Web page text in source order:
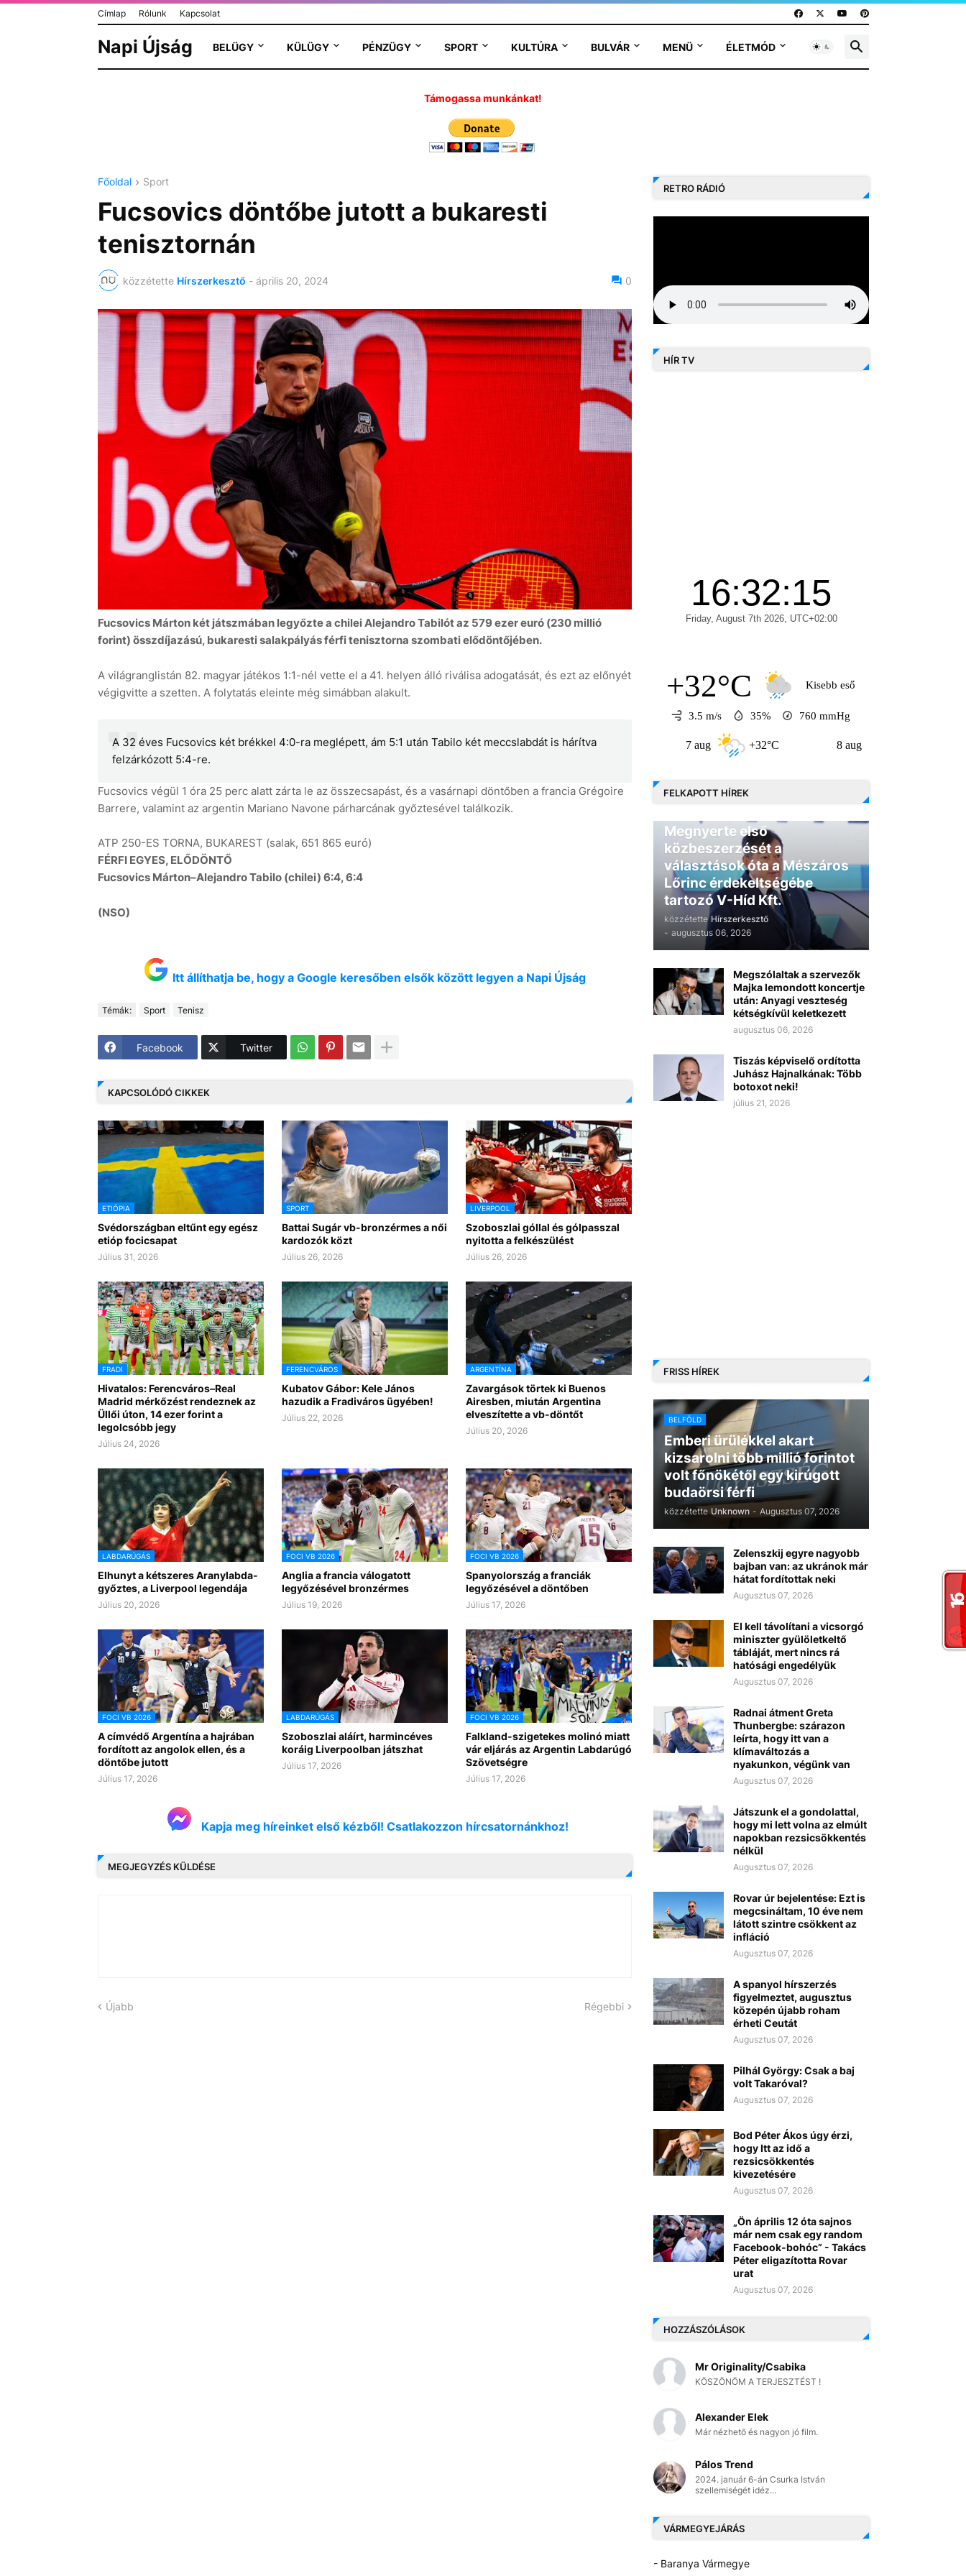
Címlap Rólunk Kapcsolat
Napi Újság BELÜGY KÜLÜGY PÉNZÜGY SPORT KULTÚRA BULVÁR MENÜ ÉLETMÓD
Támogassa munkánkat!
Főoldal Sport
Fucsovics döntőbe jutott a bukaresti
tenisztornán
közzétette Hírszerkesztő - április 20, 2024 0
Fucsovics Márton két játszmában legyőzte a chilei Alejandro Tabilót az 579 ezer euró (230 millió
forint) összdíjazású, bukaresti salakpályás férfi tenisztorna szombati elődöntőjében.
A világranglistán 82. magyar játékos 1:1-nél vette el a 41. helyen álló riválisa adogatását, és ezt az előnyét
végigvitte a szetten. A folytatás eleinte még simábban alakult.
A 32 éves Fucsovics két brékkel 4:0-ra meglépett, ám 5:1 után Tabilo két meccslabdát is hárítva
felzárkózott 5:4-re.
Fucsovics végül 1 óra 25 perc alatt zárta le az összecsapást, és a vasárnapi döntőben a francia Grégoire
Barrere, valamint az argentin Mariano Navone párharcának győztesével találkozik.
ATP 250-ES TORNA, BUKAREST (salak, 651 865 euró)
FÉRFI EGYES, ELŐDÖNTŐ
Fucsovics Márton–Alejandro Tabilo (chilei) 6:4, 6:4
(NSO)
Itt állíthatja be, hogy a Google keresőben elsők között legyen a Napi Újság
Témák: Sport Tenisz
Facebook Twitter
KAPCSOLÓDÓ CIKKEK
ETIÓPIA
Svédországban eltűnt egy egész
etióp focicsapat
Július 31, 2026
SPORT
Battai Sugár vb-bronzérmes a női
kardozók közt
Július 26, 2026
LIVERPOOL
Szoboszlai góllal és gólpasszal
nyitotta a felkészülést
Július 26, 2026
FRADI
Hivatalos: Ferencváros–Real
Madrid mérkőzést rendeznek az
Üllői úton, 14 ezer forint a
legolcsóbb jegy
Július 24, 2026
FERENCVÁROS
Kubatov Gábor: Kele János
hazudik a Fradiváros ügyében!
Július 22, 2026
ARGENTÍNA
Zavargások törtek ki Buenos
Airesben, miután Argentina
elveszítette a vb-döntőt
Július 20, 2026
LABDARÚGÁS
Elhunyt a kétszeres Aranylabda-
győztes, a Liverpool legendája
Július 20, 2026
FOCI VB 2026
Anglia a francia válogatott
legyőzésével bronzérmes
Július 19, 2026
FOCI VB 2026
Spanyolország a franciák
legyőzésével a döntőben
Július 17, 2026
FOCI VB 2026
A címvédő Argentína a hajrában
fordított az angolok ellen, és a
döntőbe jutott
Július 17, 2026
LABDARÚGÁS
Szoboszlai aláírt, harmincéves
koráig Liverpoolban játszhat
Július 17, 2026
FOCI VB 2026
Falkland-szigetekes molinó miatt
vár eljárás az Argentin Labdarúgó
Szövetségre
Július 17, 2026
Kapja meg híreinket első kézből! Csatlakozzon hírcsatornánkhoz!
MEGJEGYZÉS KÜLDÉSE
Újabb Régebbi
RETRO RÁDIÓ
HÍR TV
+32°C Kisebb eső
3.5 m/s 35% 760 mmHg
+32°C +30°C
FELKAPOTT HÍREK
Megnyerte első
közbeszerzését a
választások óta a Mészáros
Lőrinc érdekeltségébe
tartozó V-Híd Kft.
közzétette Hírszerkesztő
- augusztus 06, 2026
Megszólaltak a szervezők
Majka lemondott koncertje
után: Anyagi veszteség
kétségkívül keletkezett
augusztus 06, 2026
Tiszás képviselő ordította
Juhász Hajnalkának: Több
botoxot neki!
július 21, 2026
FRISS HÍREK
BELFÖLD
Emberi ürülékkel akart
kizsarolni több millió forintot
volt főnökétől egy kirúgott
budaörsi férfi
közzétette Unknown - Augusztus 07, 2026
Zelenszkij egyre nagyobb
bajban van: az ukránok már
hátat fordítottak neki
Augusztus 07, 2026
El kell távolítani a vicsorgó
miniszter gyülöletkeltő
tábláját, mert nincs rá
hatósági engedélyük
Augusztus 07, 2026
Radnai átment Greta
Thunbergbe: szárazon
leírta, hogy itt van a
klímaváltozás a
nyakunkon, végünk van
Augusztus 07, 2026
Játszunk el a gondolattal,
hogy mi lett volna az elmúlt
napokban rezsicsökkentés
nélkül
Augusztus 07, 2026
Rovar úr bejelentése: Ezt is
megcsináltam, 10 éve nem
látott szintre csökkent az
infláció
Augusztus 07, 2026
A spanyol hírszerzés
figyelmeztet, augusztus
közepén újabb roham
érheti Ceutát
Augusztus 07, 2026
Pilhál György: Csak a baj
volt Takaróval?
Augusztus 07, 2026
Bod Péter Ákos úgy érzi,
hogy Itt az idő a
rezsicsökkentés
kivezetésére
Augusztus 07, 2026
„Ön április 12 óta sajnos
már nem csak egy random
Facebook-bohóc” - Takács
Péter eligazította Rovar
urat
Augusztus 07, 2026
HOZZÁSZÓLÁSOK
Mr Originality/Csabika
KÖSZÖNÖM A TERJESZTÉST !
Alexander Elek
Már nézhető és nagyon jó film.
Pálos Trend
2024. január 6-án Csurka István
szellemiségét idéz...
VÁRMEGYEJÁRÁS
- Baranya Vármegye